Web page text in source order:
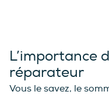
L’importance
réparateur
Vous le savez, le